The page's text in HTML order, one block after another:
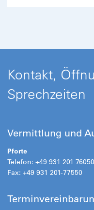
Kontakt,
Sprechzeiten
Vermittlung und
Pforte
Telefon: +49 931 201 76050
Fax: +49 931 201-77550